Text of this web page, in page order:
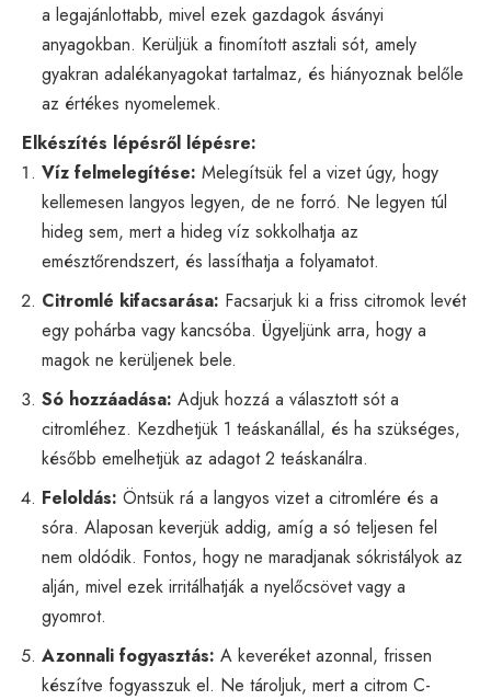
a legajánlottabb, mivel ezek gazdagok ásványi
anyagokban. Kerüljük a finomított asztali sót, amely
gyakran adalékanyagokat tartalmaz, és hiányoznak belőle
az értékes nyomelemek.
Elkészítés lépésről lépésre:
Víz felmelegítése: Melegítsük fel a vizet úgy, hogy
kellemesen langyos legyen, de ne forró. Ne legyen túl
hideg sem, mert a hideg víz sokkolhatja az
emésztőrendszert, és lassíthatja a folyamatot.
Citromlé kifacsarása: Facsarjuk ki a friss citromok levét
egy pohárba vagy kancsóba. Ügyeljünk arra, hogy a
magok ne kerüljenek bele.
Só hozzáadása: Adjuk hozzá a választott sót a
citromléhez. Kezdhetjük 1 teáskanállal, és ha szükséges,
később emelhetjük az adagot 2 teáskanálra.
Feloldás: Öntsük rá a langyos vizet a citromlére és a
sóra. Alaposan keverjük addig, amíg a só teljesen fel
nem oldódik. Fontos, hogy ne maradjanak sókristályok az
alján, mivel ezek irritálhatják a nyelőcsövet vagy a
gyomrot.
Azonnali fogyasztás: A keveréket azonnal, frissen
készítve fogyasszuk el. Ne tároljuk, mert a citrom C-